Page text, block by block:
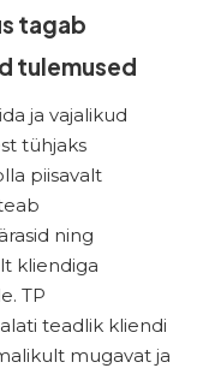
tagab
tulemused
ja vajalikud
tühjaks
piisavalt
ning
kliendiga
TP
teadlik kliendi
mugavat ja